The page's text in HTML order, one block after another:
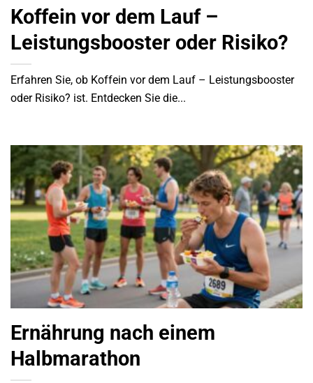
Koffein vor dem Lauf –
Leistungsbooster oder Risiko?
Erfahren Sie, ob Koffein vor dem Lauf – Leistungsbooster
oder Risiko? ist. Entdecken Sie die...
Ernährung nach einem
Halbmarathon